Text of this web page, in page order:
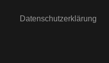
Datenschutzerklärung